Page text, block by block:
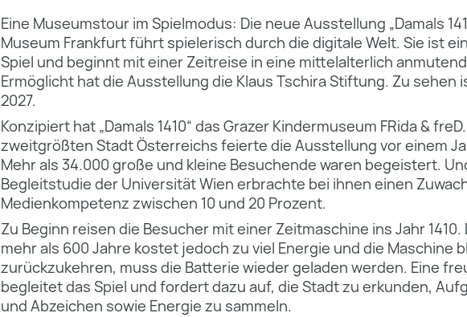
Eine Museumstour im Spielmodus: Die neue Ausstellung „Damals
Museum Frankfurt führt spielerisch durch die digitale Welt. Sie ist
Spiel und beginnt mit einer Zeitreise in eine mittelalterlich
Ermöglicht hat die Ausstellung die Klaus Tschira Stiftung. Zu sehen
2027.
Konzipiert hat „Damals 1410“ das Grazer Kindermuseum FRida &
zweitgrößten Stadt Österreichs feierte die Ausstellung vor einem
Mehr als 34.000 große und kleine Besuchende waren begeistert.
Begleitstudie der Universität Wien erbrachte bei ihnen einen
Medienkompetenz zwischen 10 und 20 Prozent.
Zu Beginn reisen die Besucher mit einer Zeitmaschine ins Jahr
mehr als 600 Jahre kostet jedoch zu viel Energie und die Maschine
zurückzukehren, muss die Batterie wieder geladen werden. Eine
begleitet das Spiel und fordert dazu auf, die Stadt zu erkunden,
und Abzeichen sowie Energie zu sammeln.